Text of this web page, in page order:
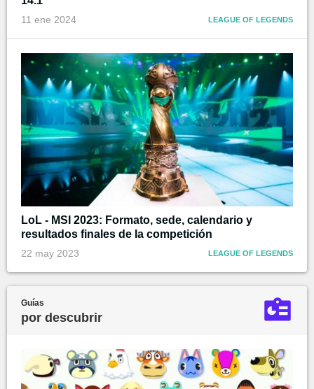
11 ene 2024 LEAGUE OF LEGENDS
LoL - MSI 2023: Formato, sede, calendario y
resultados finales de la competición
22 may 2023 LEAGUE OF LEGENDS
Guías
por descubrir